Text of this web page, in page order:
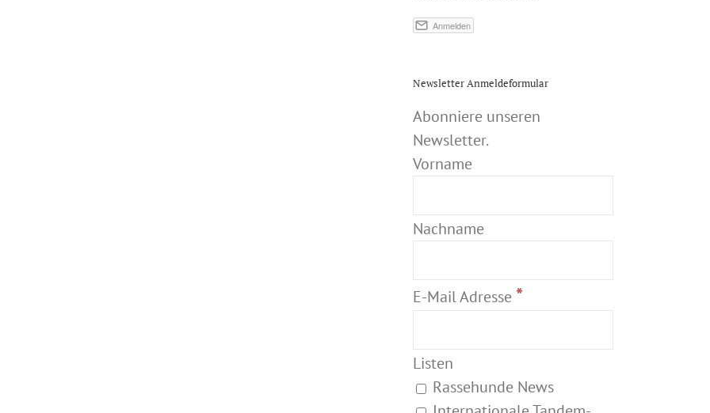
Newsletter Anmeldeformular
Abonniere unseren
Newsletter.
Vorname
Nachname
E-Mail Adresse *
Listen
Rassehunde News